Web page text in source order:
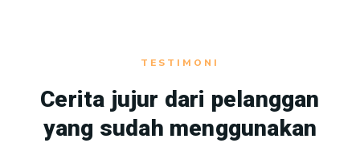
TESTIMONI
Cerita jujur dari pelanggan
yang sudah menggunakan